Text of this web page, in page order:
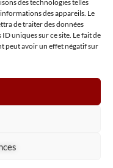
des technologies telles
des appareils. Le
de traiter des données
uniques sur ce site. Le fait de
peut avoir un effet négatif sur